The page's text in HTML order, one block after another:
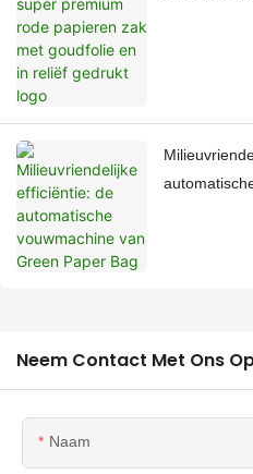
Neem Contact Met Ons
Naam